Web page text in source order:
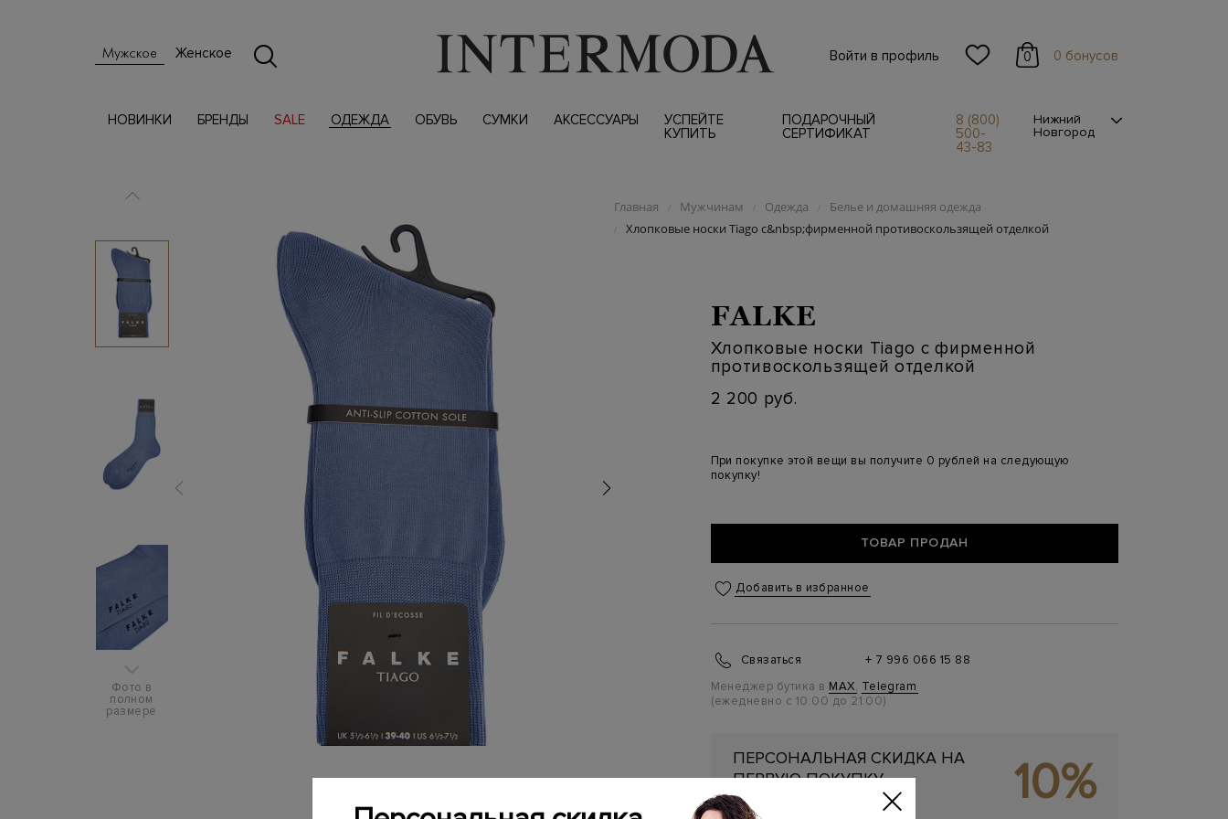
Мужское Женское Войти в профиль 0 0 бонусов
НОВИНКИ БРЕНДЫ SALE ОДЕЖДА ОБУВЬ СУМКИ АКСЕССУАРЫ
УСПЕЙТЕ
КУПИТЬ
ПОДАРОЧНЫЙ
СЕРТИФИКАТ
8 (800)
500-
43-83
Нижний
Новгород
Фото в
полном
размере
Главная / Мужчинам / Одежда / Белье и домашняя одежда
/ Хлопковые носки Tiago с&nbsp;фирменной противоскользящей отделкой
FALKE
Хлопковые носки Tiago с фирменной
противоскользящей отделкой
2 200 руб.
При покупке этой вещи вы получите 0 рублей на следующую
покупку!
ТОВАР ПРОДАН
Добавить в избранное
Связаться
+ 7 996 066 15 88
Менеджер бутика в MAX, Telegram
(ежедневно с 10:00 до 21:00)
ПЕРСОНАЛЬНАЯ СКИДКА НА
ПЕРВУЮ ПОКУПКУ
Подробнее 10%